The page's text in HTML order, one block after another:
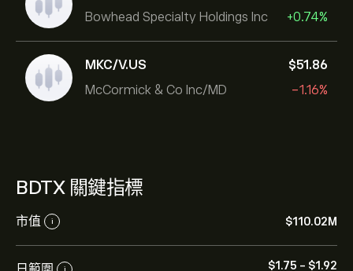
Bowhead Specialty Holdings Inc
+0.74%
MKC/V.US
McCormick & Co Inc/MD
‎$‎51.86
-1.16%
BDTX 關鍵指標
市值 i ‎$‎110.02M
i ‎$‎1.75 - ‎$‎1.92